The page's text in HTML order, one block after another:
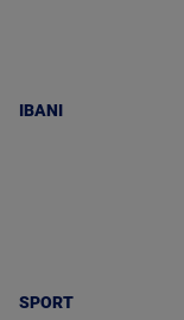
IBANI
SPORT